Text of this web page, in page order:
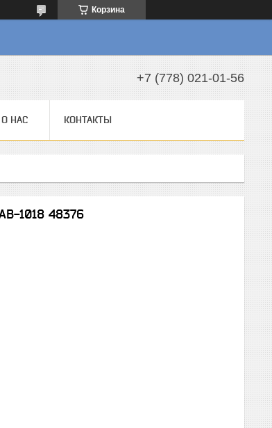
Корзина
+7 (778) 021-01-56
О НАС КОНТАКТЫ
1018 48376